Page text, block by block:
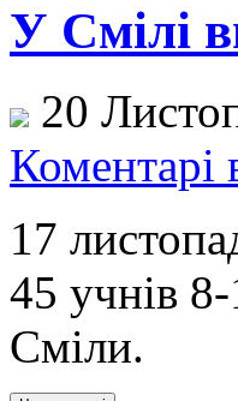
У Смілі
20
Коментарі
17
45 учнів 8-
Сміли.